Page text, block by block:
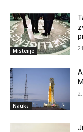
Misterije
Nauka